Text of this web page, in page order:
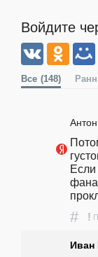
Войдите
Все (148)
Если
# !
Иван